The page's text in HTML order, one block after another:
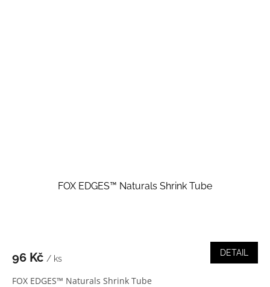
FOX EDGES™ Naturals Shrink Tube
96 Kč / ks
DETAIL
FOX EDGES™ Naturals Shrink Tube